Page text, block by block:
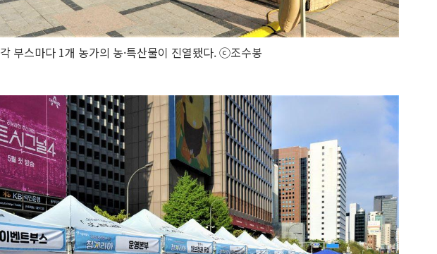
각 부스마다 1개 농가의 농·특산물이 진열됐다. ⓒ조수봉